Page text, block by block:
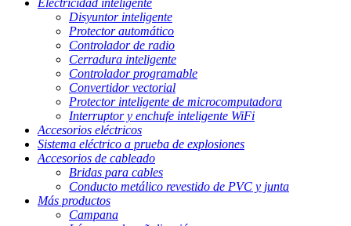
Electricidad inteligente
Disyuntor inteligente
Protector automático
Controlador de radio
Cerradura inteligente
Controlador programable
Convertidor vectorial
Protector inteligente de microcomputadora
Interruptor y enchufe inteligente WiFi
Accesorios eléctricos
Sistema eléctrico a prueba de explosiones
Accesorios de cableado
Bridas para cables
Conducto metálico revestido de PVC y junta
Más productos
Campana